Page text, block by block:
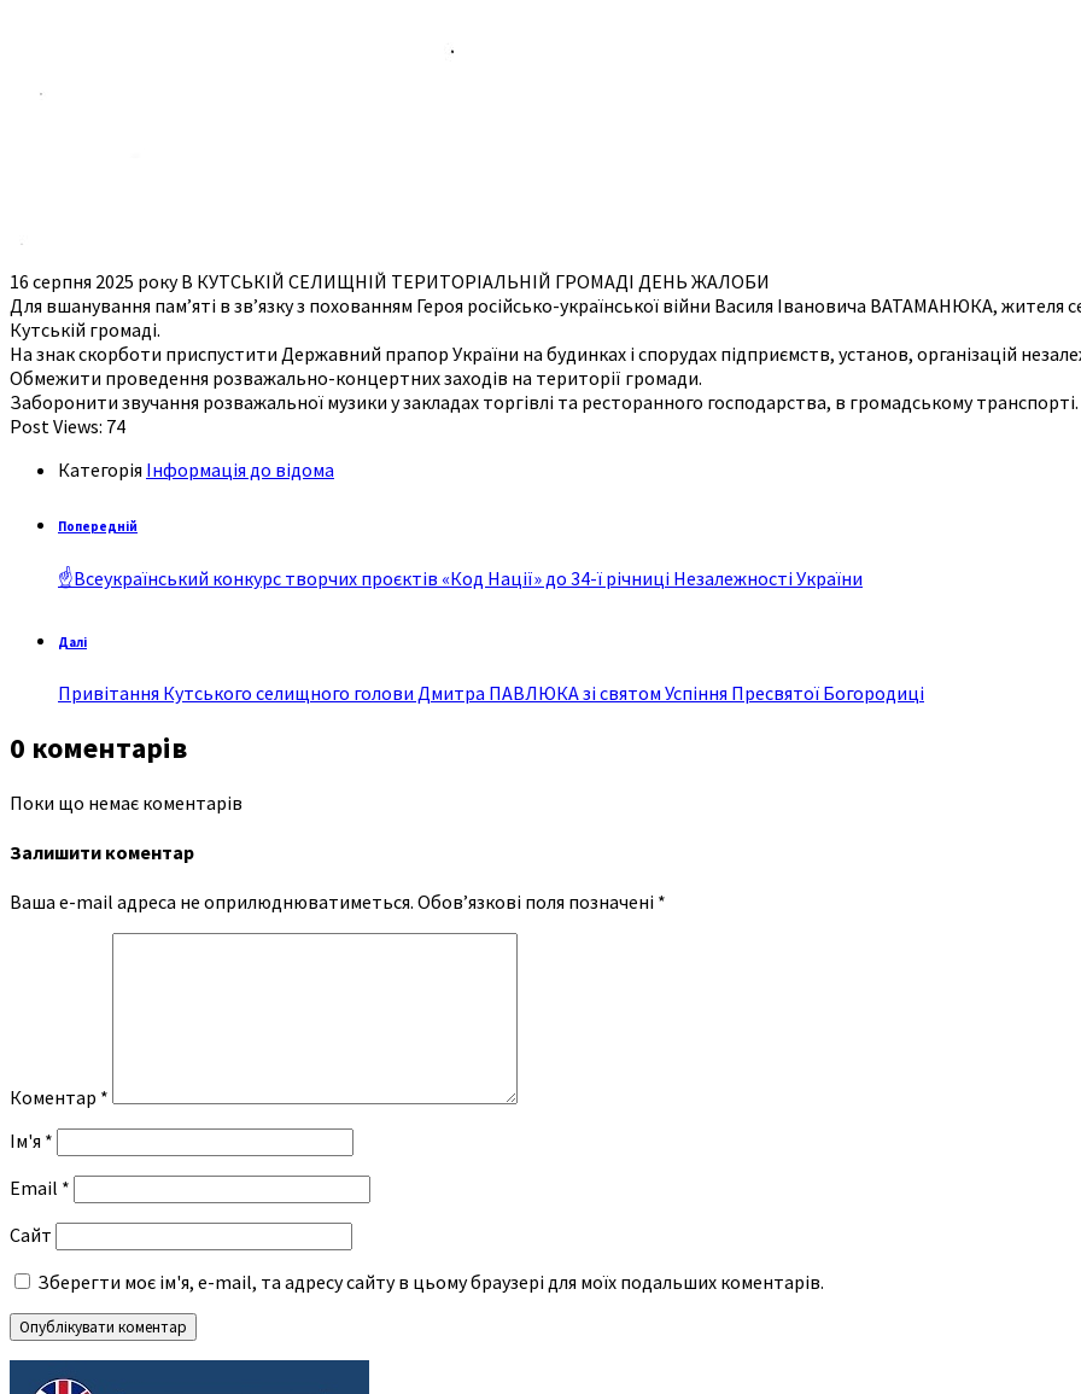
16 серпня 2025 року В КУТСЬКІЙ СЕЛИЩНІЙ ТЕРИТОРІАЛЬНІЙ ГРОМАДІ ДЕНЬ ЖАЛОБИ
Для вшанування пам’яті в зв’язку з похованням Героя російсько-української війни Василя Івановича ВАТАМАНЮКА,
Кутській громаді.
На знак скорботи приспустити Державний прапор України на будинках і спорудах підприємств, установ, організацій
Обмежити проведення розважально-концертних заходів на території громади.
Заборонити звучання розважальної музики у закладах торгівлі та ресторанного господарства, в громадському транспорті.
Post Views: 74
Категорія Інформація до відома
Попередній
☝Всеукраїнський конкурс творчих проєктів «Код Нації» до 34-ї річниці Незалежності України
Далі
Привітання Кутського селищного голови Дмитра ПАВЛЮКА зі святом Успіння Пресвятої Богородиці
0 коментарів
Поки що немає коментарів
Залишити коментар
Ваша e-mail адреса не оприлюднюватиметься. Обов’язкові поля позначені *
Коментар *
Ім'я *
Email *
Сайт
Зберегти моє ім'я, e-mail, та адресу сайту в цьому браузері для моїх подальших коментарів.